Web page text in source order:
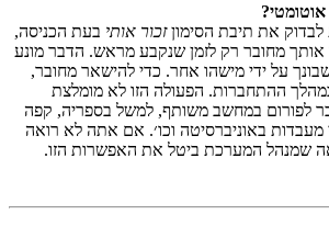
את תיבת הסימוןזכור אותי בעת הכניסה,
מחובר רק לזמן שנקבע מראש. הדבר מונע
על ידי מישהו אחר. כדי להישאר מחובר,
ההתחברות. הפעולה הזו לא מומלצת
לפורום במחשב משותף, למשל בספריה, קפה
באוניברסיטה וכו׳. אם אתה לא רואה
שמנהל המערכת ביטל את האפשרות הזו.